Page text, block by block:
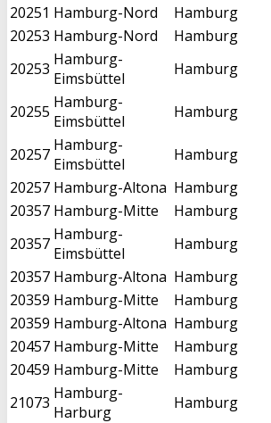
20251 Hamburg-Nord Hamburg
20253 Hamburg-Nord Hamburg
20253 Hamburg-
Eimsbüttel
Hamburg
20255 Hamburg-
Eimsbüttel
Hamburg
20257 Hamburg-
Eimsbüttel
Hamburg
20257 Hamburg-Altona Hamburg
20357 Hamburg-Mitte Hamburg
20357 Hamburg-
Eimsbüttel
Hamburg
20357 Hamburg-Altona Hamburg
20359 Hamburg-Mitte Hamburg
20359 Hamburg-Altona Hamburg
20457 Hamburg-Mitte Hamburg
20459 Hamburg-Mitte Hamburg
21073 Hamburg-
Harburg
Hamburg